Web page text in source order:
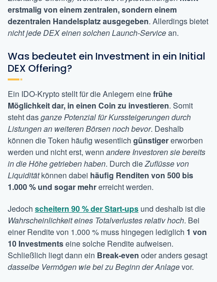
erstmalig von einem zentralen, sondern einem
dezentralen Handelsplatz ausgegeben. Allerdings bietet
nicht jede DEX einen solchen Launch-Servicean.
Was bedeutet ein Investment in ein Initial
DEX Offering?
Ein IDO-Krypto stellt für die Anlegern einefrühe
Möglichkeit dar, in einen Coin zu investieren. Somit
steht dasganze Potenzial für Kurssteigerungen durch
Listungen an weiteren Börsen noch bevor. Deshalb
können die Token häufig wesentlich günstigererworben
werden und nicht erst, wenn andere Investoren sie bereits
in die Höhe getrieben haben. Durch dieZuflüsse von
Liquiditätkönnen dabei häufig Renditen von 500 bis
1.000 % und sogar mehrerreicht werden.
Jedoch scheitern 90 % der Start-ups und deshalb ist die
Wahrscheinlichkeit eines Totalverlustes relativ hoch. Bei
einer Rendite von 1.000 % muss hingegen lediglich 1 von
10 Investmentseine solche Rendite aufweisen.
Schließlich liegt dann ein Break-even oder anders gesagt
dasselbe Vermögen wie bei zu Beginn der Anlagevor.